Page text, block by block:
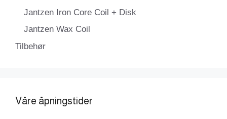
Jantzen Iron Core Coil + Disk
Jantzen Wax Coil
Tilbehør
Våre åpningstider